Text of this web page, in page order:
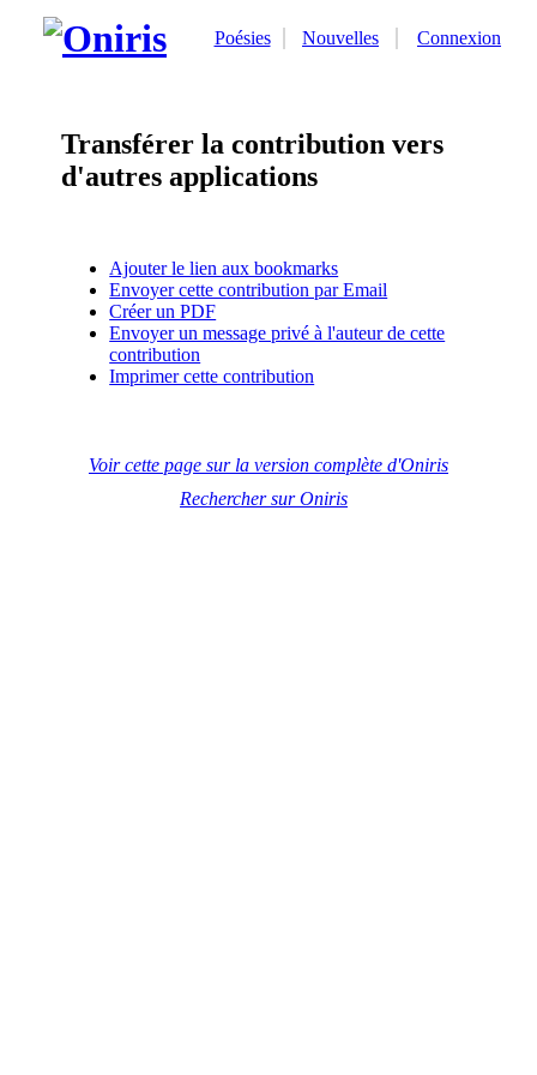
Poésies Nouvelles Connexion
Transférer la contribution vers
d'autres applications
Ajouter le lien aux bookmarks
Envoyer cette contribution par Email
Créer un PDF
Envoyer un message privé à l'auteur de cette
contribution
Imprimer cette contribution
Voir cette page sur la version complète d'Oniris
Rechercher sur Oniris